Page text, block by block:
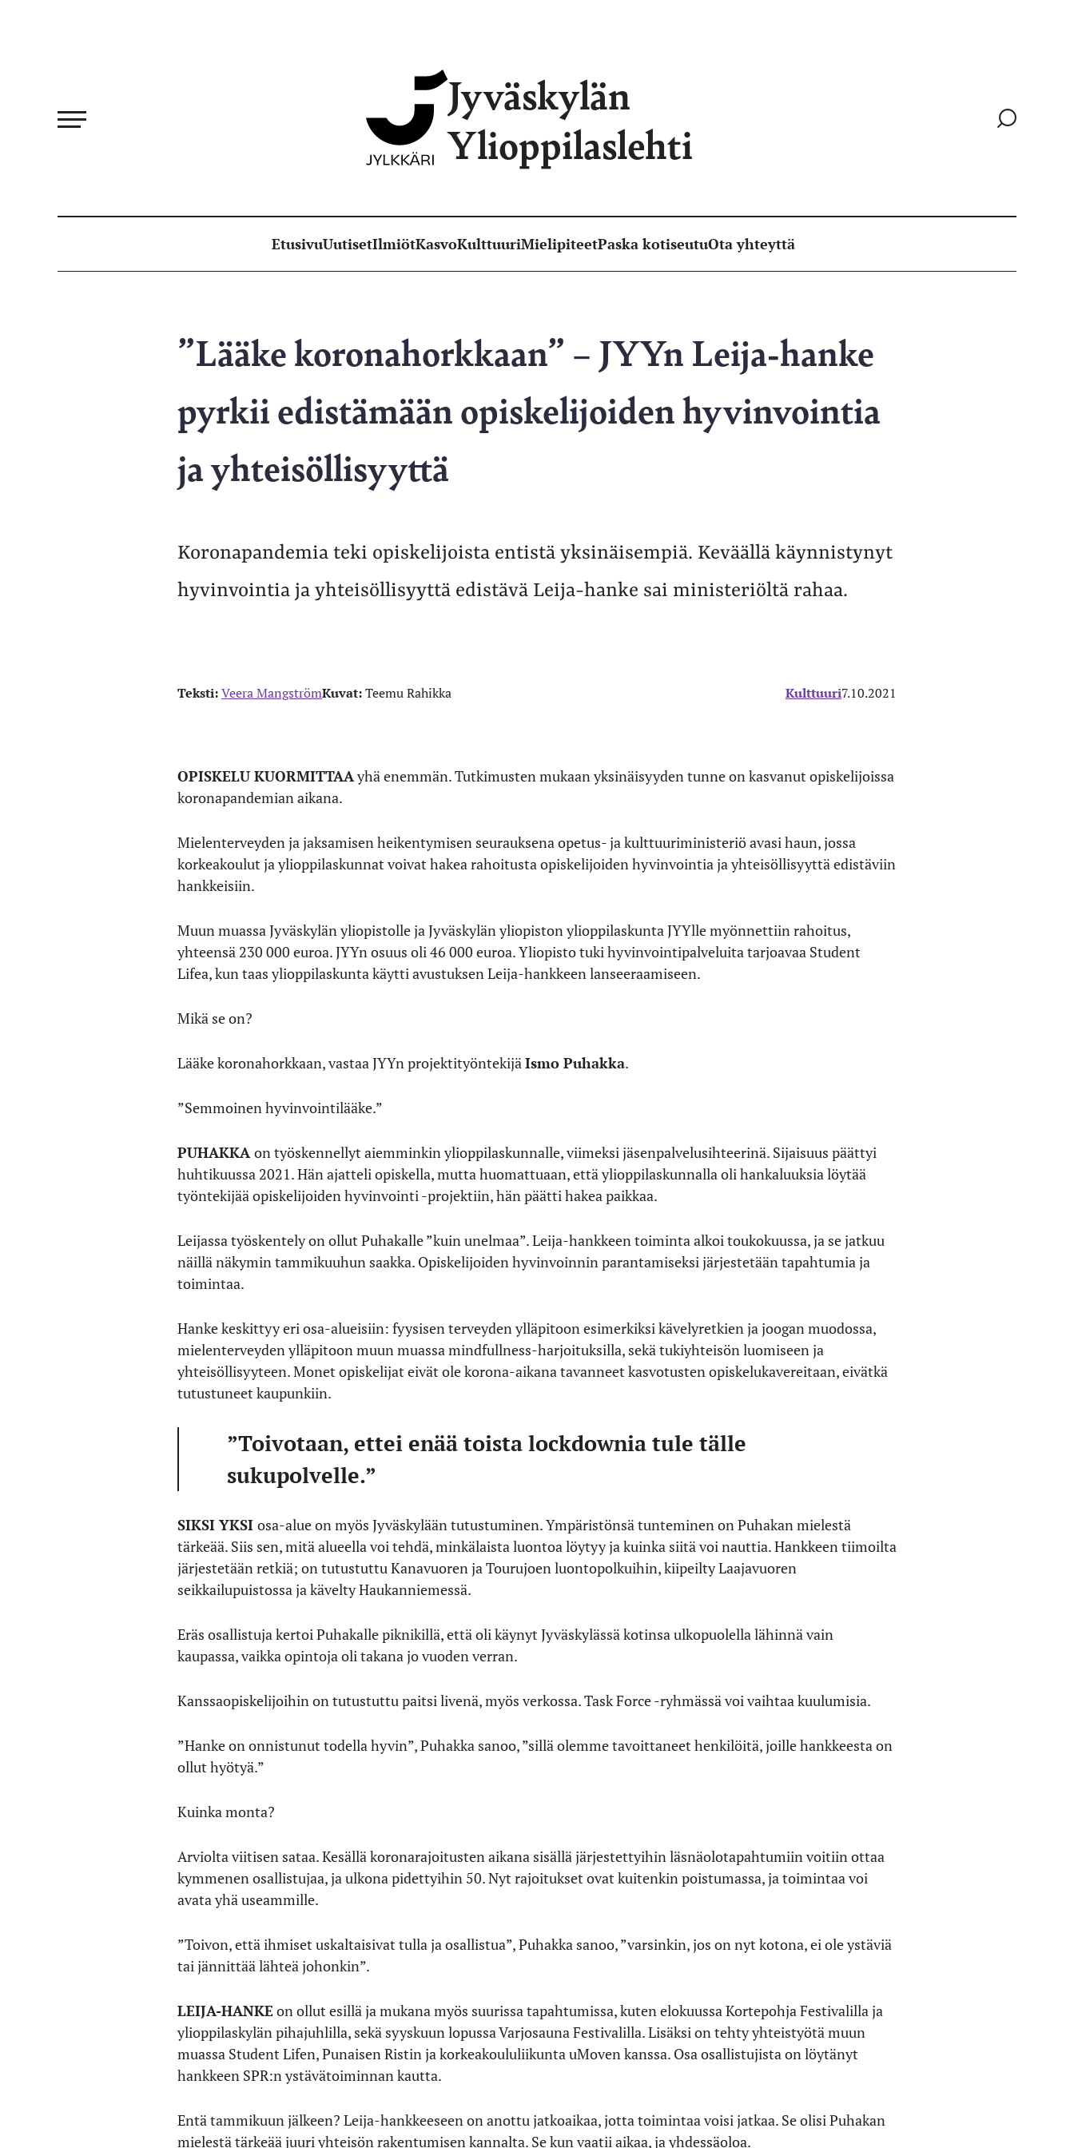
Jyväskylän
Ylioppilaslehti
Siirry
EtusivuUutisetIlmiötKasvoKulttuuriMielipiteetPaska kotiseutuOta yhteyttä
”Lääke koronahorkkaan” – JYYn Leija-hanke
pyrkii edistämään opiskelijoiden hyvinvointia
ja yhteisöllisyyttä
Koronapandemia teki opiskelijoista entistä yksinäisempiä. Keväällä käynnistynyt
hyvinvointia ja yhteisöllisyyttä edistävä Leija-hanke sai ministeriöltä rahaa.
Teksti:Veera MangströmKuvat:Teemu Rahikka Kulttuuri7.10.2021
OPISKELU KUORMITTAAyhä enemmän. Tutkimusten mukaan yksinäisyyden tunne on kasvanut opiskelijoissa
koronapandemian aikana.
Mielenterveyden ja jaksamisen heikentymisen seurauksena opetus- ja kulttuuriministeriö avasi haun, jossa
korkeakoulut ja ylioppilaskunnat voivat hakea rahoitusta opiskelijoiden hyvinvointia ja yhteisöllisyyttä edistäviin
hankkeisiin.
Muun muassa Jyväskylän yliopistolle ja Jyväskylän yliopiston ylioppilaskunta JYYlle myönnettiin rahoitus,
yhteensä 230 000 euroa. JYYn osuus oli 46 000 euroa. Yliopisto tuki hyvinvointipalveluita tarjoavaa Student
Lifea, kun taas ylioppilaskunta käytti avustuksen Leija-hankkeen lanseeraamiseen.
Mikä se on?
Lääke koronahorkkaan, vastaa JYYn projektityöntekijäIsmo Puhakka.
”Semmoinen hyvinvointilääke.”
PUHAKKAon työskennellyt aiemminkin ylioppilaskunnalle, viimeksi jäsenpalvelusihteerinä. Sijaisuus päättyi
huhtikuussa 2021. Hän ajatteli opiskella, mutta huomattuaan, että ylioppilaskunnalla oli hankaluuksia löytää
työntekijää opiskelijoiden hyvinvointi -projektiin, hän päätti hakea paikkaa.
Leijassa työskentely on ollut Puhakalle ”kuin unelmaa”. Leija-hankkeen toiminta alkoi toukokuussa, ja se jatkuu
näillä näkymin tammikuuhun saakka. Opiskelijoiden hyvinvoinnin parantamiseksi järjestetään tapahtumia ja
toimintaa.
Hanke keskittyy eri osa-alueisiin: fyysisen terveyden ylläpitoon esimerkiksi kävelyretkien ja joogan muodossa,
mielenterveyden ylläpitoon muun muassa mindfullness-harjoituksilla, sekä tukiyhteisön luomiseen ja
yhteisöllisyyteen. Monet opiskelijat eivät ole korona-aikana tavanneet kasvotusten opiskelukavereitaan, eivätkä
tutustuneet kaupunkiin.
”Toivotaan, ettei enää toista lockdownia tule tälle
sukupolvelle.”
SIKSI YKSI osa-alue on myös Jyväskylään tutustuminen. Ympäristönsä tunteminen on Puhakan mielestä
tärkeää. Siis sen, mitä alueella voi tehdä, minkälaista luontoa löytyy ja kuinka siitä voi nauttia. Hankkeen tiimoilta
järjestetään retkiä; on tutustuttu Kanavuoren ja Tourujoen luontopolkuihin, kiipeilty Laajavuoren
seikkailupuistossa ja kävelty Haukanniemessä.
Eräs osallistuja kertoi Puhakalle piknikillä, että oli käynyt Jyväskylässä kotinsa ulkopuolella lähinnä vain
kaupassa, vaikka opintoja oli takana jo vuoden verran.
Kanssaopiskelijoihin on tutustuttu paitsi livenä, myös verkossa. Task Force -ryhmässä voi vaihtaa kuulumisia.
”Hanke on onnistunut todella hyvin”, Puhakka sanoo, ”sillä olemme tavoittaneet henkilöitä, joille hankkeesta on
ollut hyötyä.”
Kuinka monta?
Arviolta viitisen sataa. Kesällä koronarajoitusten aikana sisällä järjestettyihin läsnäolotapahtumiin voitiin ottaa
kymmenen osallistujaa, ja ulkona pidettyihin 50. Nyt rajoitukset ovat kuitenkin poistumassa, ja toimintaa voi
avata yhä useammille.
”Toivon, että ihmiset uskaltaisivat tulla ja osallistua”, Puhakka sanoo, ”varsinkin, jos on nyt kotona, ei ole ystäviä
tai jännittää lähteä johonkin”.
LEIJA-HANKE on ollut esillä ja mukana myös suurissa tapahtumissa, kuten elokuussa Kortepohja Festivalilla ja
ylioppilaskylän pihajuhlilla, sekä syyskuun lopussa Varjosauna Festivalilla. Lisäksi on tehty yhteistyötä muun
muassa Student Lifen, Punaisen Ristin ja korkeakoululiikunta uMoven kanssa. Osa osallistujista on löytänyt
hankkeen SPR:n ystävätoiminnan kautta.
Entä tammikuun jälkeen? Leija-hankkeeseen on anottu jatkoaikaa, jotta toimintaa voisi jatkaa. Se olisi Puhakan
mielestä tärkeää juuri yhteisön rakentumisen kannalta. Se kun vaatii aikaa, ja yhdessäoloa.